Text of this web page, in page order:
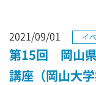
2021/09/01 イ
第15回 岡山
講座（岡山大